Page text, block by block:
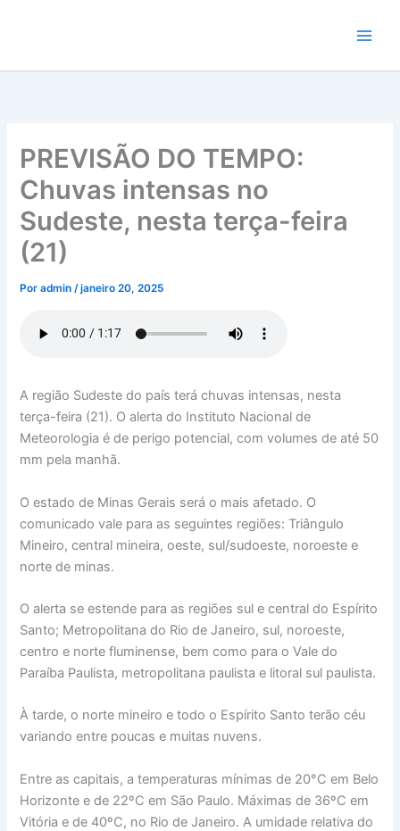
conteúdo
PREVISÃO DO TEMPO:
Chuvas intensas no
Sudeste, nesta terça-feira
(21)
Poradmin/janeiro 20, 2025
A região Sudeste do país terá chuvas intensas, nesta
terça-feira (21). O alerta do Instituto Nacional de
Meteorologia é de perigo potencial, com volumes de até 50
mm pela manhã.
O estado de Minas Gerais será o mais afetado. O
comunicado vale para as seguintes regiões: Triângulo
Mineiro, central mineira, oeste, sul/sudoeste, noroeste e
norte de minas.
O alerta se estende para as regiões sul e central do Espírito
Santo; Metropolitana do Rio de Janeiro, sul, noroeste,
centro e norte fluminense, bem como para o Vale do
Paraíba Paulista, metropolitana paulista e litoral sul paulista.
À tarde, o norte mineiro e todo o Espírito Santo terão céu
variando entre poucas e muitas nuvens.
Entre as capitais, a temperaturas mínimas de 20°C em Belo
Horizonte e de 22ºC em São Paulo. Máximas de 36ºC em
Vitória e de 40ºC, no Rio de Janeiro. A umidade relativa do